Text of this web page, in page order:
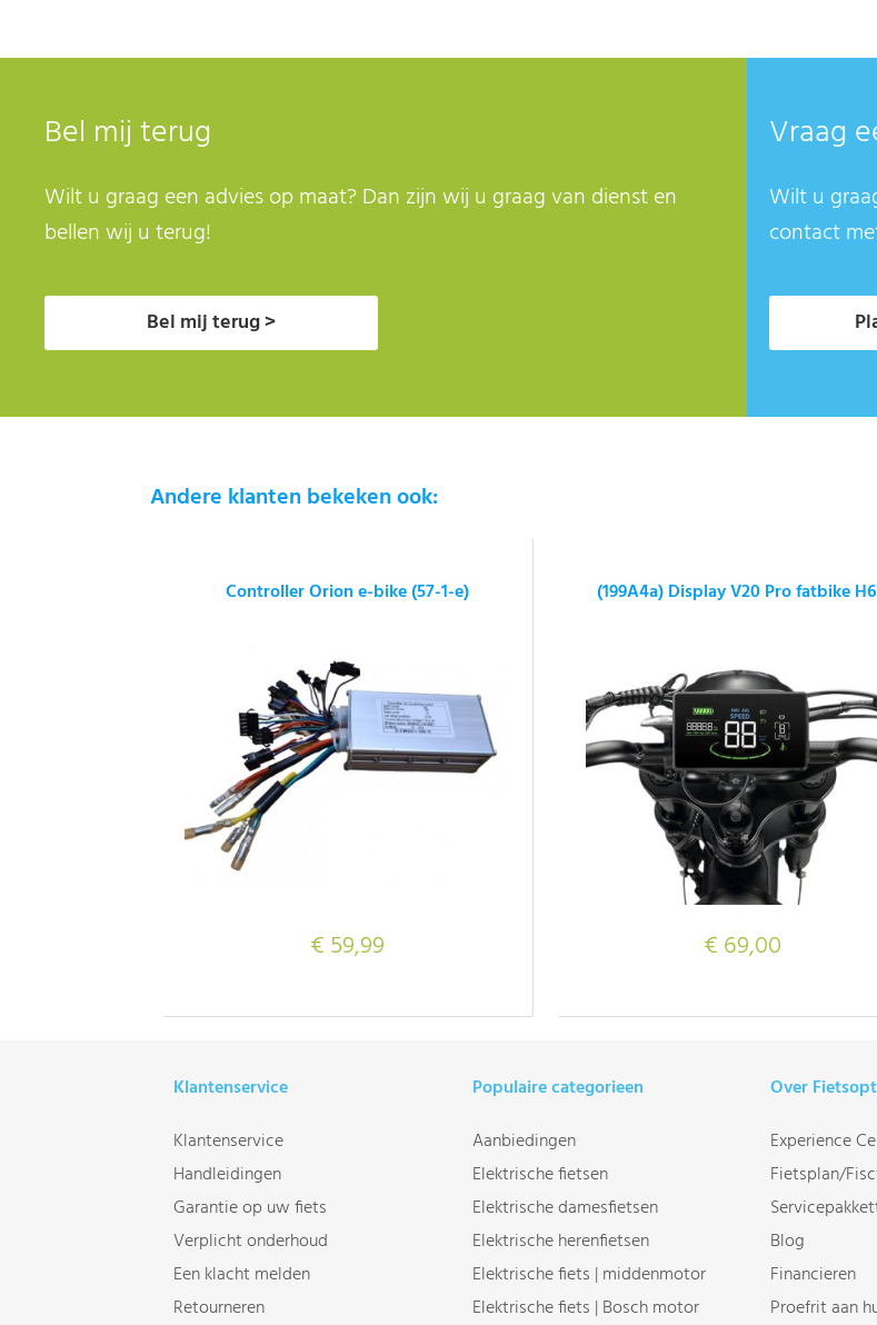
Bel mij terug
Wilt u graag een advies op maat? Dan zijn wij u graag van dienst en
bellen wij u terug!
Bel mij terug >
Vraag
Wilt u
contact
Andere klanten bekeken ook:
Controller Orion e-bike (57-1-e)
€ 59,99
(199A4a) Display V20 Pro fatbike
€ 69,00
Klantenservice
Klantenservice
Handleidingen
Garantie op uw fiets
Verplicht onderhoud
Een klacht melden
Retourneren
Populaire categorieen
Aanbiedingen
Elektrische fietsen
Elektrische damesfietsen
Elektrische herenfietsen
Elektrische fiets | middenmotor
Elektrische fiets | Bosch motor
Over
Experience
Fietsplan/
Blog
Financieren
Proefrit aan